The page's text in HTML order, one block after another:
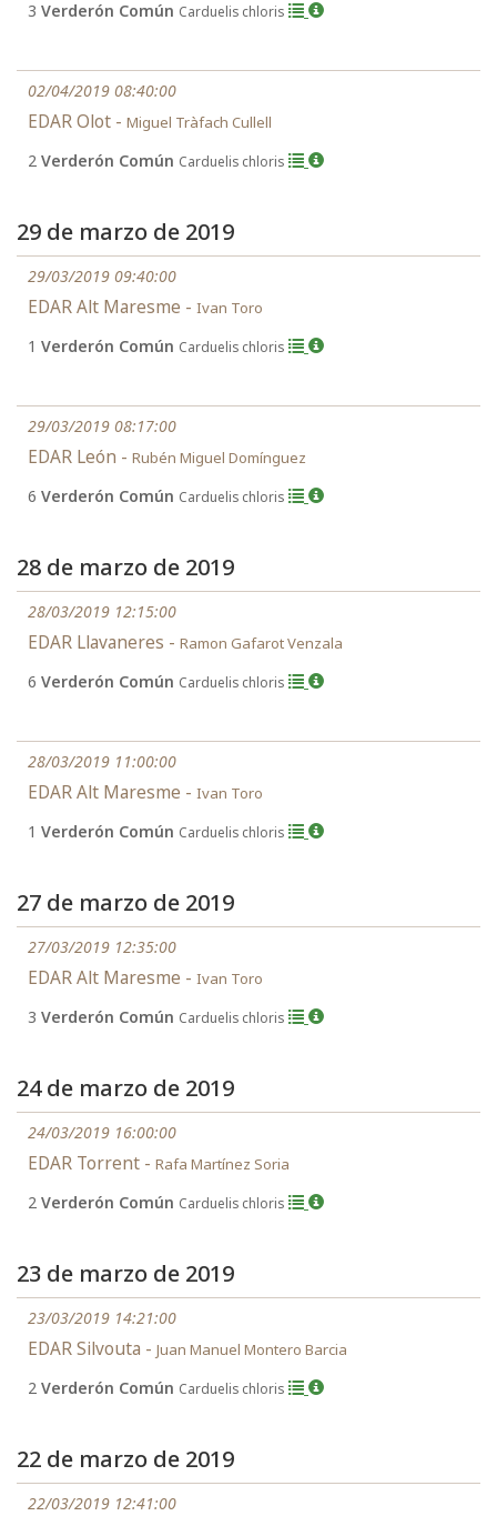
3 Verderón Común Carduelis chloris
02/04/2019 08:40:00
EDAR Olot - Miguel Tràfach Cullell
2 Verderón Común Carduelis chloris
29 de marzo de 2019
29/03/2019 09:40:00
EDAR Alt Maresme - Ivan Toro
1 Verderón Común Carduelis chloris
29/03/2019 08:17:00
EDAR León - Rubén Miguel Domínguez
6 Verderón Común Carduelis chloris
28 de marzo de 2019
28/03/2019 12:15:00
EDAR Llavaneres - Ramon Gafarot Venzala
6 Verderón Común Carduelis chloris
28/03/2019 11:00:00
EDAR Alt Maresme - Ivan Toro
1 Verderón Común Carduelis chloris
27 de marzo de 2019
27/03/2019 12:35:00
EDAR Alt Maresme - Ivan Toro
3 Verderón Común Carduelis chloris
24 de marzo de 2019
24/03/2019 16:00:00
EDAR Torrent - Rafa Martínez Soria
2 Verderón Común Carduelis chloris
23 de marzo de 2019
23/03/2019 14:21:00
EDAR Silvouta - Juan Manuel Montero Barcia
2 Verderón Común Carduelis chloris
22 de marzo de 2019
22/03/2019 12:41:00